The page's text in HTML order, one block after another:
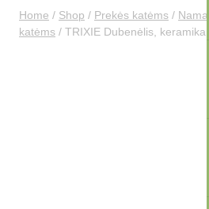
Home / Shop / Prekės katėms /
katėms / TRIXIE Dubenėlis, keramika,